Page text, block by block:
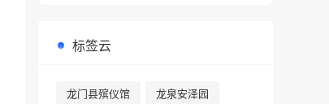
标签云
龙门县殡仪馆
龙泉安泽园